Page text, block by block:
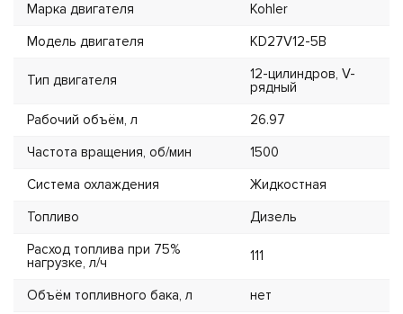
Марка двигателя
Kohler
Модель двигателя
KD27V12-5B
Тип двигателя
12-цилиндров, V-
рядный
Рабочий объём, л
26.97
Частота вращения, об/мин
1500
Система охлаждения
Жидкостная
Топливо
Дизель
Расход топлива при 75%
нагрузке, л/ч
111
Объём топливного бака, л нет